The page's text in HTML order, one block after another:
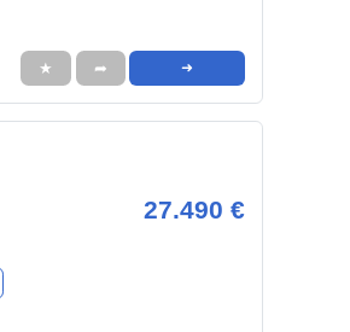
★ ➦ ➜
27.490 €